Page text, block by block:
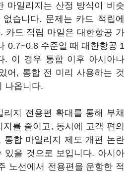
마일리지는 산정 방식이 비슷
습니다. 문제는 카드 적립에
카드 적립 마일은 대한항공 가
0.7~0.8 수준일 때 대한항공 1
. 이 경우 통합 이후 아시아나
어, 통합 전 미리 사용하는 것
나옵니다.
리지 전용편 확대를 통해 부채
를 줄이고, 동시에 고객 편의
통합 마일리지 제도 개편 논란
있을 것으로 보입니다. 아시아
노선에서 전용편을 운항한 적